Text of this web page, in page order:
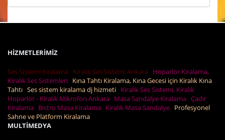
HİZMETLERİMİZ
Ses Sistemi Kiralama Kiralık Ses Sistemi Ankara
Hoparlör Kiralama,
Kiralık Ses Sistemleri Kına Tahtı Kiralama, Kına Gecesi için Kiralık Kına
Tahtı Ses sistem kiralama dj hizmeti Kiralık Ses Sistemi, Kiralık
Hoparlör - Kiralık Mikrofon Ankara Masa Sandalye Kiralama Çadır
Kiralama Bistro Masa Kiralama Kiralık Masa Sandalye Profesyonel
Sahne ve Platform Kiralama
MULTİMEDYA